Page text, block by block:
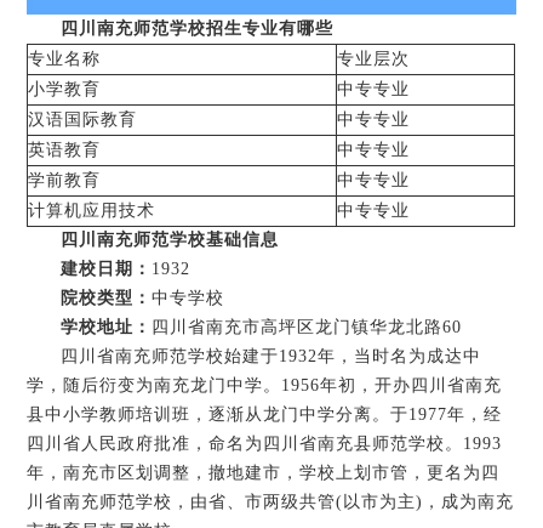
四川南充师范学校招生专业有哪些
专业名称
专业层次
小学教育
中专专业
汉语国际教育
中专专业
英语教育
中专专业
学前教育
中专专业
计算机应用技术
中专专业
四川南充师范学校基础信息
建校日期： 1932
院校类型：中专学校
学校地址： 四川省南充市高坪区龙门镇华龙北路60
四川省南充师范学校始建于1932年，当时名为成达中
学，随后衍变为南充龙门中学。1956年初，开办四川省南充
县中小学教师培训班，逐渐从龙门中学分离。于1977年，经
四川省人民政府批准，命名为四川省南充县师范学校。1993
年，南充市区划调整，撤地建市，学校上划市管，更名为四
川省南充师范学校，由省、市两级共管(以市为主)，成为南充